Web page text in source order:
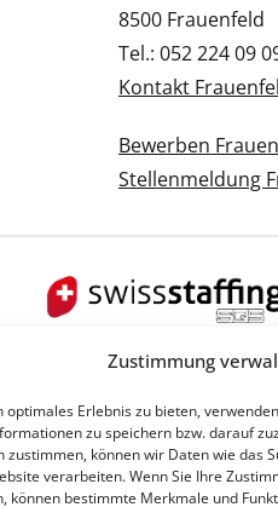
Zustimmung
optimales Erlebnis zu bieten,
zu speichern bzw. darauf
zustimmen, können wir Daten wie das
verarbeiten. Wenn Sie Ihre
können bestimmte Merkmale und
8500 Frauenfeld
Tel.: 052 224 09
Kontakt
Bewerben
Stellenmeldung